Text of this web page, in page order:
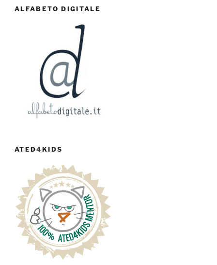
ALFABETO DIGITALE
ATED4KIDS